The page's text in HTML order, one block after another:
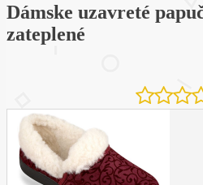
Dámske uzavreté
zateplené